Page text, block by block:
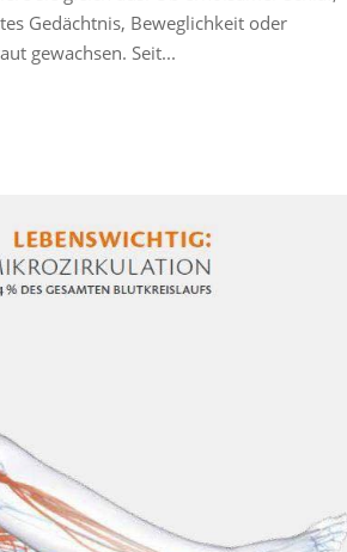
Gedächtnis, Beweglichkeit oder
gewachsen. Seit...